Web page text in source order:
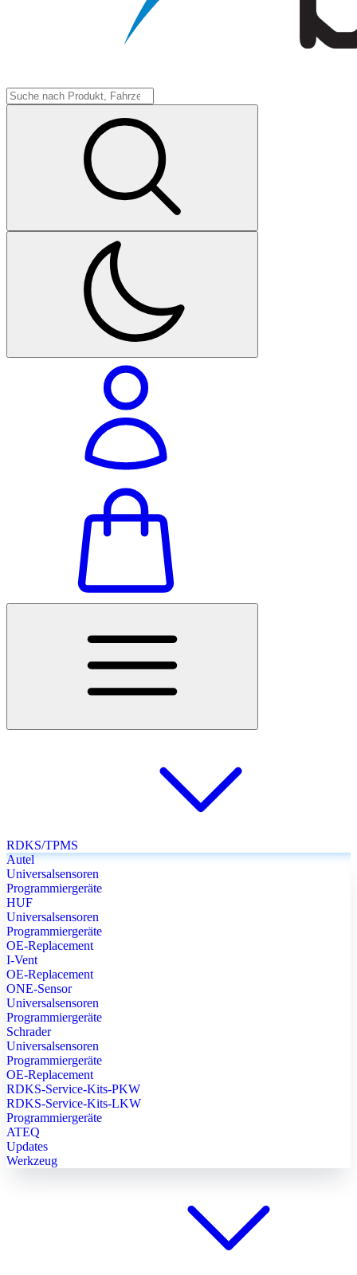
RDKS/TPMS
Autel
Universalsensoren
Programmiergeräte
HUF
Universalsensoren
Programmiergeräte
OE-Replacement
I-Vent
OE-Replacement
ONE-Sensor
Universalsensoren
Programmiergeräte
Schrader
Universalsensoren
Programmiergeräte
OE-Replacement
RDKS-Service-Kits-PKW
RDKS-Service-Kits-LKW
Programmiergeräte
ATEQ
Updates
Werkzeug